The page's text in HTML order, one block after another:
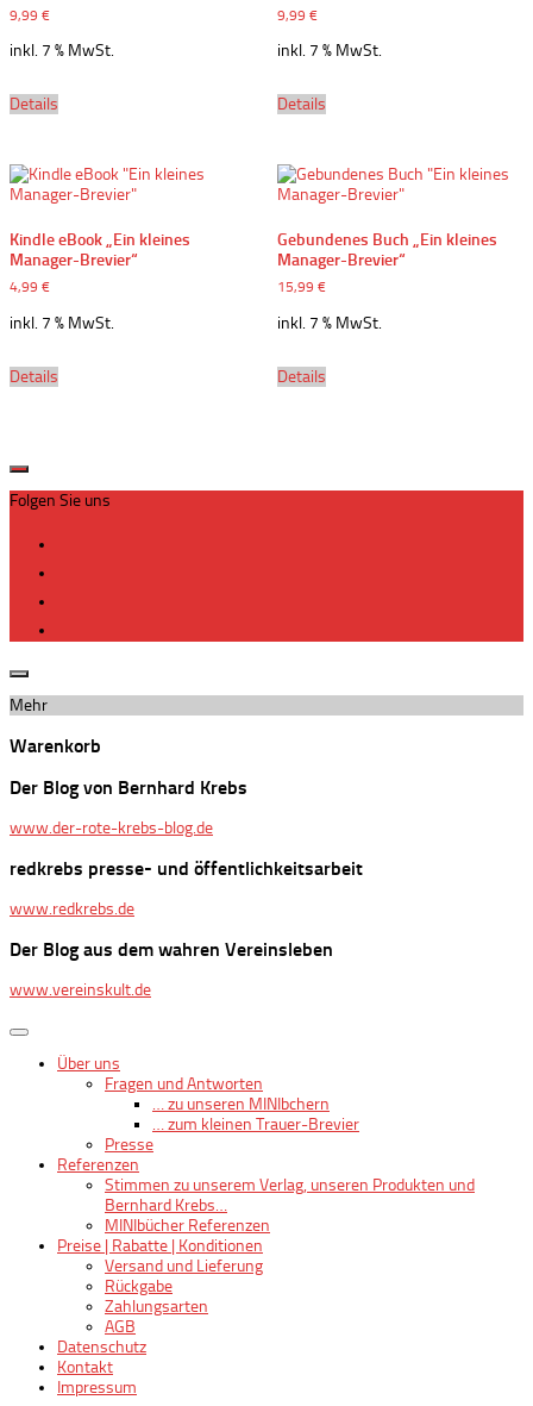
9,99 €
inkl. 7 % MwSt.
Details
9,99 €
inkl. 7 % MwSt.
Details
Kindle eBook „Ein kleines
Manager-Brevier“
4,99 €
inkl. 7 % MwSt.
Details
Gebundenes Buch „Ein kleines
Manager-Brevier“
15,99 €
inkl. 7 % MwSt.
Details
Folgen Sie uns
Mehr
Warenkorb
Der Blog von Bernhard Krebs
www.der-rote-krebs-blog.de
redkrebs presse- und öffentlichkeitsarbeit
www.redkrebs.de
Der Blog aus dem wahren Vereinsleben
www.vereinskult.de
Über uns
Fragen und Antworten
… zu unseren MINIbchern
… zum kleinen Trauer-Brevier
Presse
Referenzen
Stimmen zu unserem Verlag, unseren Produkten und
Bernhard Krebs…
MINIbücher Referenzen
Preise | Rabatte | Konditionen
Versand und Lieferung
Rückgabe
Zahlungsarten
AGB
Datenschutz
Kontakt
Impressum